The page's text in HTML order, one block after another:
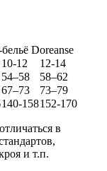
10-12
12-14
54–58
58–62
67–73
73–79
140-158152-170
в
и т.п.